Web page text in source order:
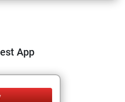
App